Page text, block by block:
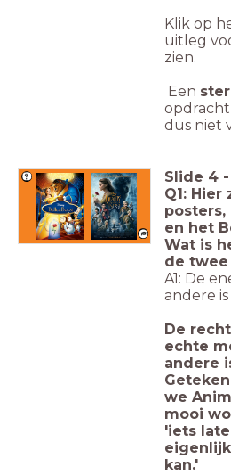
Klik op
uitleg
zien.
Een
dus niet
Slide 4 -
Q1:
posters,
en het
Wat is
de twee
A1: De
andere
De
echte
andere
we
mooi
'iets
kan.'